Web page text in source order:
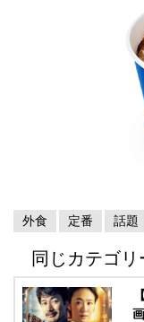
外食 定番 話題
同じカテゴ